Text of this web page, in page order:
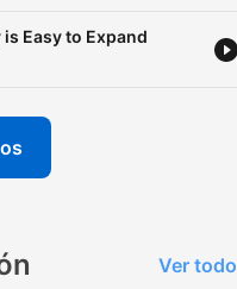
Easy to Expand
Ver todo